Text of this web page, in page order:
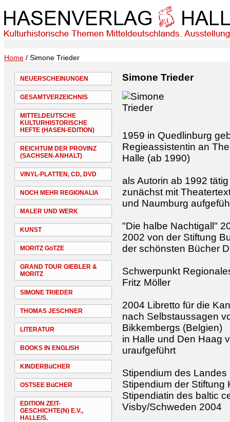
Home / Simone Trieder
NEUERSCHEINUNGEN
GESAMTVERZEICHNIS
MITTELDEUTSCHE
KULTURHISTORISCHE
HEFTE (HASEN-EDITION)
REICHTUM DER PROVINZ
(SACHSEN-ANHALT)
VINYL-PLATTEN, CD, DVD
NOCH MEHR REGIONALIA
MALER UND WERK
KUNST
MORITZ GöTZE
GRAND TOUR GIEBLER &
MORITZ
SIMONE TRIEDER
THOMAS JESCHNER
LITERATUR
BOOKS IN ENGLISH
KINDERBüCHER
OSTSEE BüCHER
EDITION ZEIT-
GESCHICHTE(N) E.V.,
HALLE/S.
Simone Trieder
1959 in Quedlinburg
Regieassistentin an
Halle (ab 1990)
als Autorin ab 1992 tätig
zunächst mit
und Naumburg
"Die halbe Nachtigall"
2002 von der Stiftung
der schönsten Bücher
Schwerpunkt
Fritz Möller
2004 Libretto für die
nach Selbstaussagen
Bikkembergs (Belgien)
in Halle und Den Haag
uraufgeführt
Stipendium des
Stipendium der Stiftung
Stipendiatin des baltic
Visby/Schweden 2004